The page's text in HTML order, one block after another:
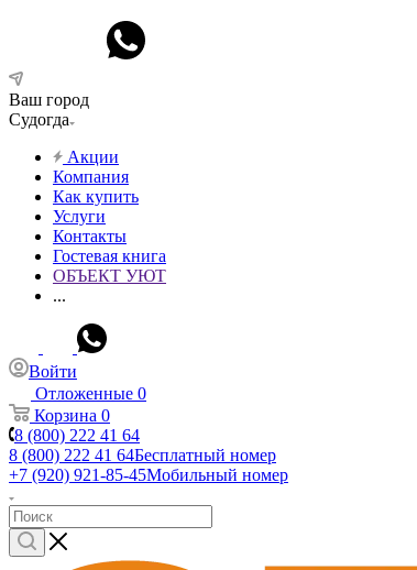
Ваш город
Судогда
Акции
Компания
Как купить
Услуги
Контакты
Гостевая книга
ОБЪЕКТ УЮТ
...
Войти
Отложенные 0
Корзина 0
8 (800) 222 41 64
8 (800) 222 41 64Бесплатный номер
+7 (920) 921-85-45Мобильный номер